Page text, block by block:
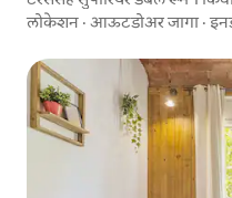
लोकेशन · आऊटडोअर जागा ·